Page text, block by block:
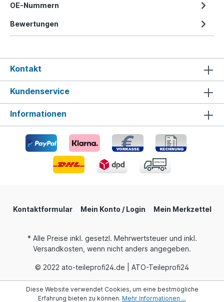
OE-Nummern
Bewertungen
Kontakt
Kundenservice
Informationen
Kontaktformular Mein Konto / Login Mein Merkzettel
* Alle Preise inkl. gesetzl. Mehrwertsteuer und inkl.
Versandkosten, wenn nicht anders angegeben.
© 2022 ato-teileprofi24.de | ATO-Teileprofi24
Diese Website verwendet Cookies, um eine bestmögliche
Erfahrung bieten zu können. Mehr Informationen ...